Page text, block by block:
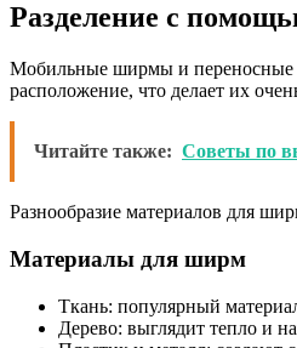
Разделение с
Мобильные ширмы и переносные
расположение, что делает их
Читайте также: Советы по
Разнообразие материалов для
Материалы для ширм
Ткань: популярный
Дерево: выглядит тепло и